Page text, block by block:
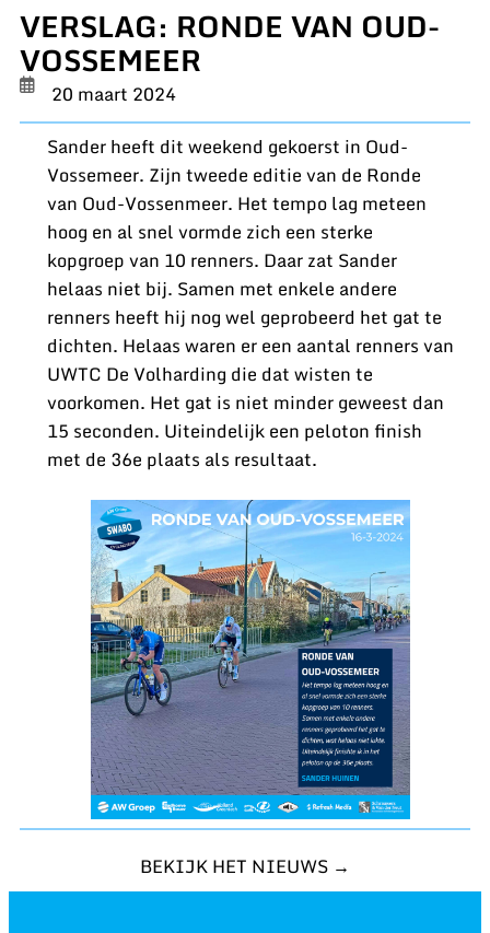
VERSLAG: RONDE VAN OUD-
VOSSEMEER
20 maart 2024
Sander heeft dit weekend gekoerst in Oud-
Vossemeer. Zijn tweede editie van de Ronde
van Oud-Vossenmeer. Het tempo lag meteen
hoog en al snel vormde zich een sterke
kopgroep van 10 renners. Daar zat Sander
helaas niet bij. Samen met enkele andere
renners heeft hij nog wel geprobeerd het gat te
dichten. Helaas waren er een aantal renners van
UWTC De Volharding die dat wisten te
voorkomen. Het gat is niet minder geweest dan
15 seconden. Uiteindelijk een peloton finish
met de 36e plaats als resultaat.
BEKIJK HET NIEUWS →